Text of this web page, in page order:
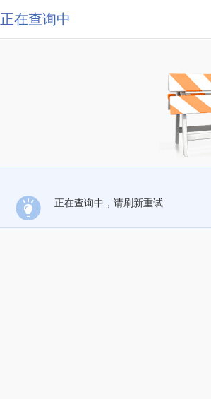
正在查询中
正在查询中，请刷新重试